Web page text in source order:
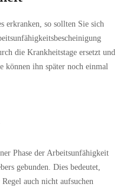
erkranken, so sollten Sie sich
die Krankheitstage ersetzt und
ihn später noch einmal
Phase der Arbeitsunfähigkeit
gebunden. Dies bedeutet,
auch nicht aufsuchen